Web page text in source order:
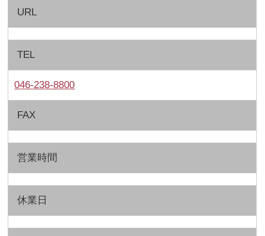
URL
TEL
046-238-8800
FAX
営業時間
休業日